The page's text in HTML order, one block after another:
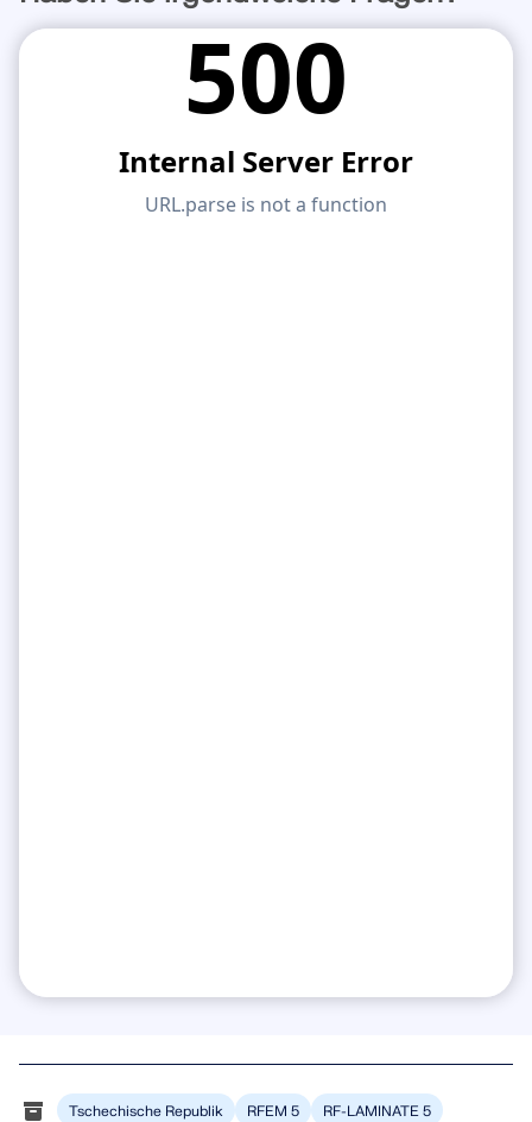
Tschechische Republik RFEM 5 RF-LAMINATE 5